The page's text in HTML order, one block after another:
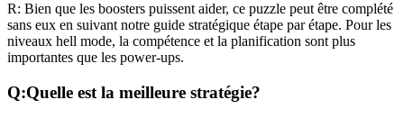
R: Bien que les boosters puissent aider, ce puzzle peut être complété
sans eux en suivant notre guide stratégique étape par étape. Pour les
niveaux hell mode, la compétence et la planification sont plus
importantes que les power-ups.
Q:Quelle est la meilleure stratégie?